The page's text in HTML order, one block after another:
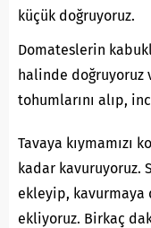
küçük doğruyoruz.
Domateslerin
halinde doğruyoruz
tohumlarını alıp,
Tavaya kıymamızı
kadar kavuruyoruz.
ekleyip,
ekliyoruz. Birkaç